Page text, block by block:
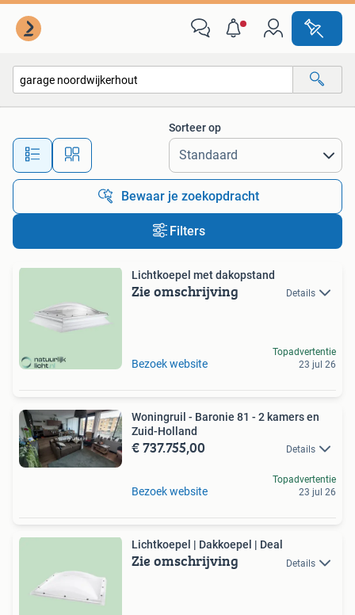
Alle afstanden…
Sorteer op
Bewaar je zoekopdracht
Filters
Lichtkoepel met dakopstand
Zie omschrijving Details
Bezoek website
Topadvertentie
23 jul 26
Woningruil - Baronie 81 - 2 kamers en
Zuid-Holland
€ 737.755,00 Details
Bezoek website
Topadvertentie
23 jul 26
Lichtkoepel | Dakkoepel | Deal
Zie omschrijving Details